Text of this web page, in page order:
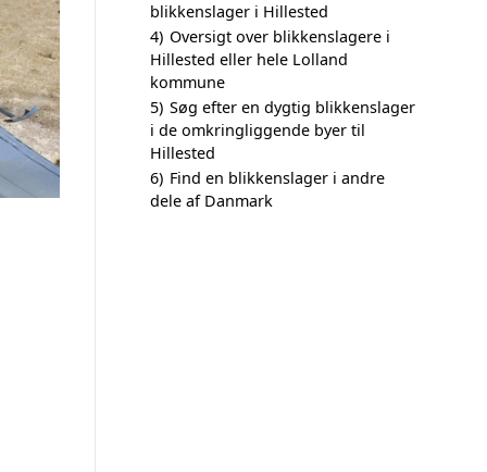
blikkenslager i Hillested
4) Oversigt over blikkenslagere i
Hillested eller hele Lolland
kommune
5) Søg efter en dygtig blikkenslager
i de omkringliggende byer til
Hillested
6) Find en blikkenslager i andre
dele af Danmark